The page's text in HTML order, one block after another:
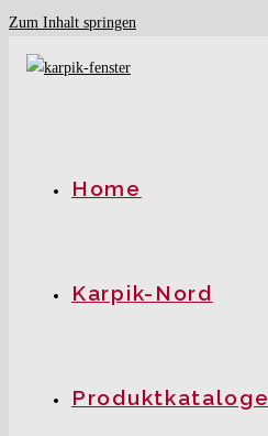
Zum Inhalt springen
Home
Karpik-Nord
Produktkataloge